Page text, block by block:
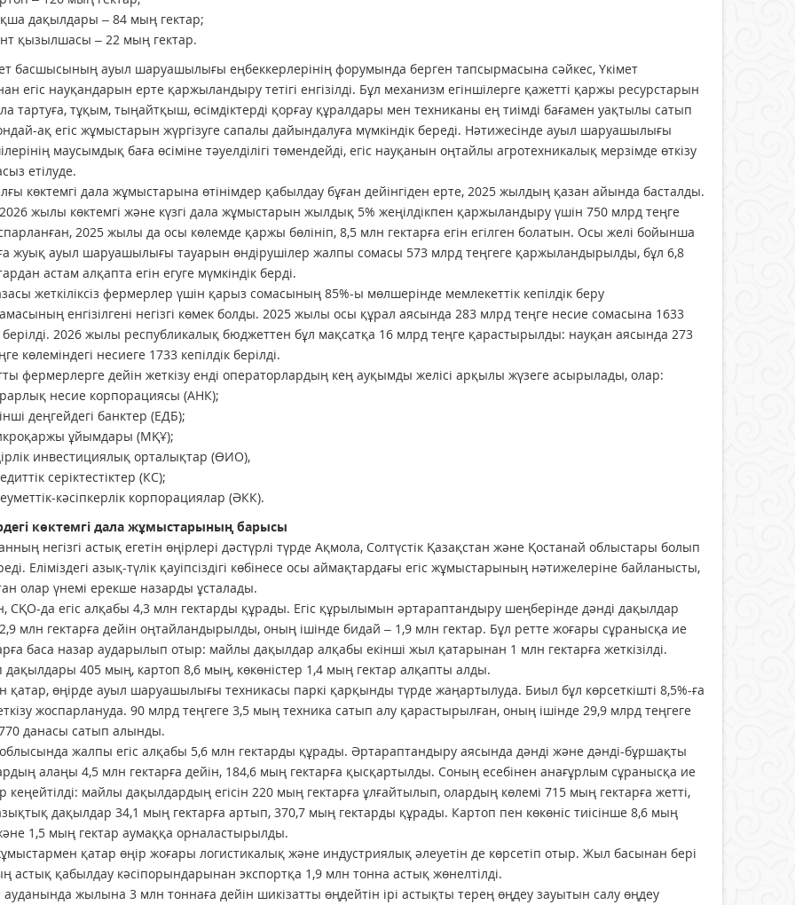
дақылдары – 84 мың гектар;
қызылшасы – 22 мың гектар.
басшысының ауыл шаруашылығы еңбеккерлерінің форумында берген тапсырмасына сәйкес, Үкімет
егіс науқандарын ерте қаржыландыру тетігі енгізілді. Бұл механизм егіншілерге қажетті қаржы ресурстарын
тартуға, тұқым, тыңайтқыш, өсімдіктерді қорғау құралдары мен техниканы ең тиімді бағамен уақтылы сатып
ақ егіс жұмыстарын жүргізуге сапалы дайындалуға мүмкіндік береді. Нәтижесінде ауыл шаруашылығы
маусымдық баға өсіміне тәуелділігі төмендейді, егіс науқанын оңтайлы агротехникалық мерзімде өткізу
етілуде.
көктемгі дала жұмыстарына өтінімдер қабылдау бұған дейінгіден ерте, 2025 жылдың қазан айында басталды.
жылы көктемгі және күзгі дала жұмыстарын жылдық 5% жеңілдікпен қаржыландыру үшін 750 млрд теңге
2025 жылы да осы көлемде қаржы бөлініп, 8,5 млн гектарға егін егілген болатын. Осы желі бойынша
жуық ауыл шаруашылығы тауарын өндірушілер жалпы сомасы 573 млрд теңгеге қаржыландырылды, бұл 6,8
астам алқапта егін егуге мүмкіндік берді.
жеткіліксіз фермерлер үшін қарыз сомасының 85%-ы мөлшерінде мемлекеттік кепілдік беру
енгізілгені негізгі көмек болды. 2025 жылы осы құрал аясында 283 млрд теңге несие сомасына 1633
берілді. 2026 жылы республикалық бюджеттен бұл мақсатқа 16 млрд теңге қарастырылды: науқан аясында 273
көлеміндегі несиеге 1733 кепілдік берілді.
фермерлерге дейін жеткізу енді операторлардың кең ауқымды желісі арқылы жүзеге асырылады, олар:
несие корпорациясы (АНК);
деңгейдегі банктер (ЕДБ);
ұйымдары (МҚҰ);
инвестициялық орталықтар (ӨИО),
серіктестіктер (КС);
кәсіпкерлік корпорациялар (ӘКК).
көктемгі дала жұмыстарының барысы
негізгі астық егетін өңірлері дәстүрлі түрде Ақмола, Солтүстік Қазақстан және Қостанай облыстары болып
Еліміздегі азық-түлік қауіпсіздігі көбінесе осы аймақтардағы егіс жұмыстарының нәтижелеріне байланысты,
олар үнемі ерекше назарды ұсталады.
СҚО-да егіс алқабы 4,3 млн гектарды құрады. Егіс құрылымын әртараптандыру шеңберінде дәнді дақылдар
млн гектарға дейін оңтайландырылды, оның ішінде бидай – 1,9 млн гектар. Бұл ретте жоғары сұранысқа ие
баса назар аударылып отыр: майлы дақылдар алқабы екінші жыл қатарынан 1 млн гектарға жеткізілді.
405 мың, картоп 8,6 мың, көкөністер 1,4 мың гектар алқапты алды.
қатар, өңірде ауыл шаруашылығы техникасы паркі қарқынды түрде жаңартылуда. Биыл бұл көрсеткішті 8,5%-ға
жоспарлануда. 90 млрд теңгеге 3,5 мың техника сатып алу қарастырылған, оның ішінде 29,9 млрд теңгеге
770 данасы сатып алынды.
жалпы егіс алқабы 5,6 млн гектарды құрады. Әртараптандыру аясында дәнді және дәнді-бұршақты
алаңы 4,5 млн гектарға дейін, 184,6 мың гектарға қысқартылды. Соның есебінен анағұрлым сұранысқа ие
кеңейтілді: майлы дақылдардың егісін 220 мың гектарға ұлғайтылып, олардың көлемі 715 мың гектарға жетті,
дақылдар 34,1 мың гектарға артып, 370,7 мың гектарды құрады. Картоп пен көкөніс тиісінше 8,6 мың
1,5 мың гектар аумаққа орналастырылды.
жұмыстармен қатар өңір жоғары логистикалық және индустриялық әлеуетін де көрсетіп отыр. Жыл басынан бері
астық қабылдау кәсіпорындарынан экспортқа 1,9 млн тонна астық жөнелтілді.
жылына 3 млн тоннаға дейін шикізатты өңдейтін ірі астықты терең өңдеу зауытын салу өңдеу